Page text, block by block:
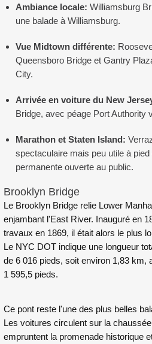
Ambiance locale: Williamsburg
une balade à Williamsburg.
Vue Midtown différente:
Queensboro Bridge et Gantry
City.
Arrivée en voiture du New
Bridge, avec péage Port Authority
Marathon et Staten Island:
spectaculaire mais peu utile à
permanente ouverte au public.
Brooklyn Bridge
Le Brooklyn Bridge relie Lower
enjambant l'East River. Inauguré en
travaux en 1869, il était alors le plus
Le NYC DOT indique une longueur
de 6 016 pieds, soit environ 1,83 km,
1 595,5 pieds.
Ce pont reste l'une des plus belles
Les voitures circulent sur la
empruntent la promenade historique